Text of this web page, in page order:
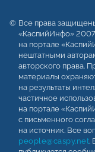
Все права
«КаспийИнфо»
на портале
нештатными
авторского права.
материалы
на результаты
частичное
на портале
с письменного
на источник. Все
people@caspy.net.